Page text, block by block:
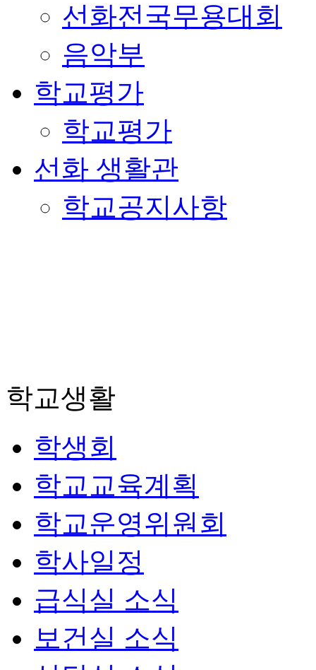
선화전국무용대회
음악부
학교평가
학교평가
선화 생활관
학교공지사항
학교생활
학생회
학교교육계획
학교운영위원회
학사일정
급식실 소식
보건실 소식